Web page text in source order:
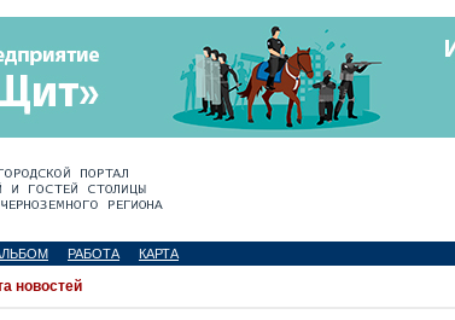
РАБОТА КАРТА
новостей